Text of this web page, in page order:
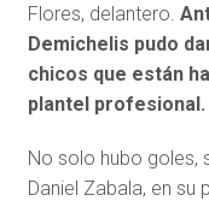
Flores, delantero.
Demichelis pudo
chicos que están
plantel profesional.
No solo hubo goles,
Daniel Zabala, en su